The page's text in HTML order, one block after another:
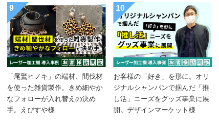
9
「尾鷲ヒノキ」の端材、間伐材
を使った雑貨製作。きめ細やか
なフォローが入れ替えの決め
手。えびすや様
10
お客様の「好き」を形に。オリ
ジナルシャンパンで掴んだ「推
し活」ニーズをグッズ事業に展
開。デザインマーケット様